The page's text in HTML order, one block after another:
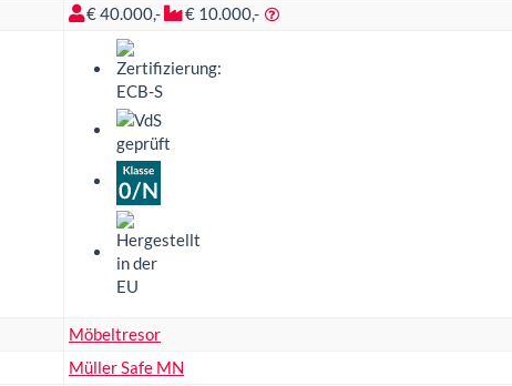
€ 40.000,-
€ 10.000,-
Möbeltresor
Müller Safe MN